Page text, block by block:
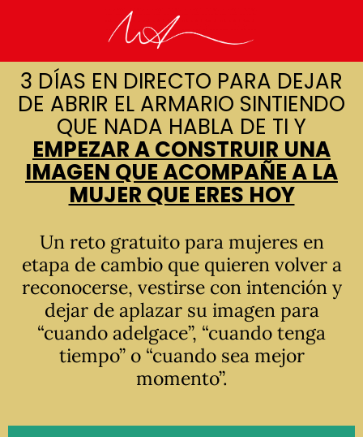
3 DÍAS EN DIRECTO PARA DEJAR
DE ABRIR EL ARMARIO SINTIENDO
QUE NADA HABLA DE TI Y
EMPEZAR A CONSTRUIR UNA
IMAGEN QUE ACOMPAÑE A LA
MUJER QUE ERES HOY
Un reto gratuito para mujeres en
etapa de cambio que quieren volver a
reconocerse, vestirse con intención y
dejar de aplazar su imagen para
“cuando adelgace”, “cuando tenga
tiempo” o “cuando sea mejor
momento”.